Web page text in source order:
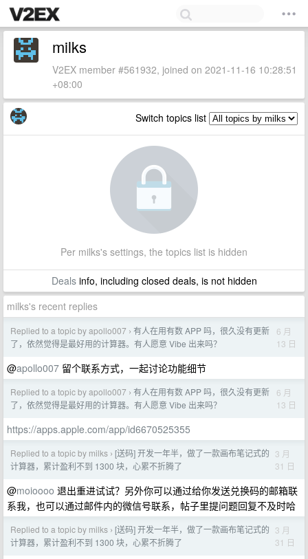
milks
V2EX member #561932, joined on 2021-11-16 10:28:51
+08:00
Switch topics list
Per milks's settings, the topics list is hidden
Dealsinfo, including closed deals, is not hidden
milks's recent replies
Replied to a topic by apollo007 › 有人在用有数 APP 吗，很久没有更新
了，依然觉得是最好用的计算器。有人愿意 Vibe 出来吗？
6 月
13 日
@apollo007 留个联系方式，一起讨论功能细节
Replied to a topic by apollo007 › 有人在用有数 APP 吗，很久没有更新
了，依然觉得是最好用的计算器。有人愿意 Vibe 出来吗？
6 月
13 日
https://apps.apple.com/app/id6670525355
Replied to a topic by milks › [送码] 开发一年半，做了一款画布笔记式的
计算器，累计盈利不到 1300 块，心累不折腾了
3 月
31 日
@moioooo 退出重进试试？另外你可以通过给你发送兑换码的邮箱联
系我，也可以通过邮件内的微信号联系，帖子里提问题回复不及时哈
Replied to a topic by milks › [送码] 开发一年半，做了一款画布笔记式的
计算器，累计盈利不到 1300 块，心累不折腾了
3 月
31 日